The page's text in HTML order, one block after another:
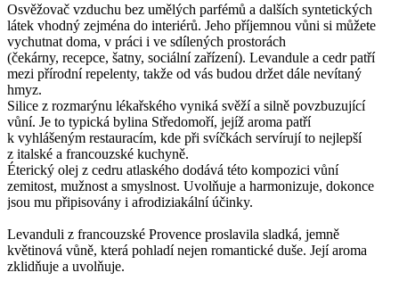
Osvěžovač vzduchu bez umělých parfémů a dalších syntetických
látek vhodný zejména do interiérů. Jeho příjemnou vůni si můžete
vychutnat doma, v práci i ve sdílených prostorách
(čekárny, recepce, šatny, sociální zařízení). Levandule a cedr patří
mezi přírodní repelenty, takže od vás budou držet dále nevítaný
hmyz.
Silice z rozmarýnu lékařského vyniká svěží a silně povzbuzující
vůní. Je to typická bylina Středomoří, jejíž aroma patří
k vyhlášeným restauracím, kde při svíčkách servírují to nejlepší
z italské a francouzské kuchyně.
Éterický olej z cedru atlaského dodává této kompozici vůní
zemitost, mužnost a smyslnost. Uvolňuje a harmonizuje, dokonce
jsou mu připisovány i afrodiziakální účinky.
Levanduli z francouzské Provence proslavila sladká, jemně
květinová vůně, která pohladí nejen romantické duše. Její aroma
zklidňuje a uvolňuje.